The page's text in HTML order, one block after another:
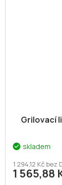
Grilovací
skladem
1 294,12 Kč bez
1 565,88